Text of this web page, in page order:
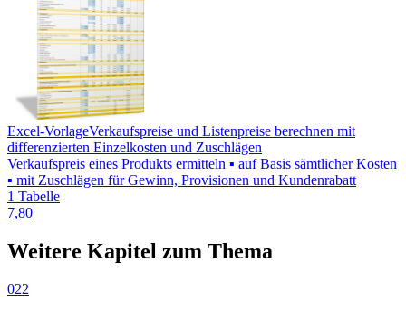
Excel-VorlageVerkaufspreise und Listenpreise berechnen mit
differenzierten Einzelkosten und Zuschlägen
Verkaufspreis eines Produkts ermitteln ▪ auf Basis sämtlicher Kosten
▪ mit Zuschlägen für Gewinn, Provisionen und Kundenrabatt
1 Tabelle
7,80
Weitere Kapitel zum Thema
022